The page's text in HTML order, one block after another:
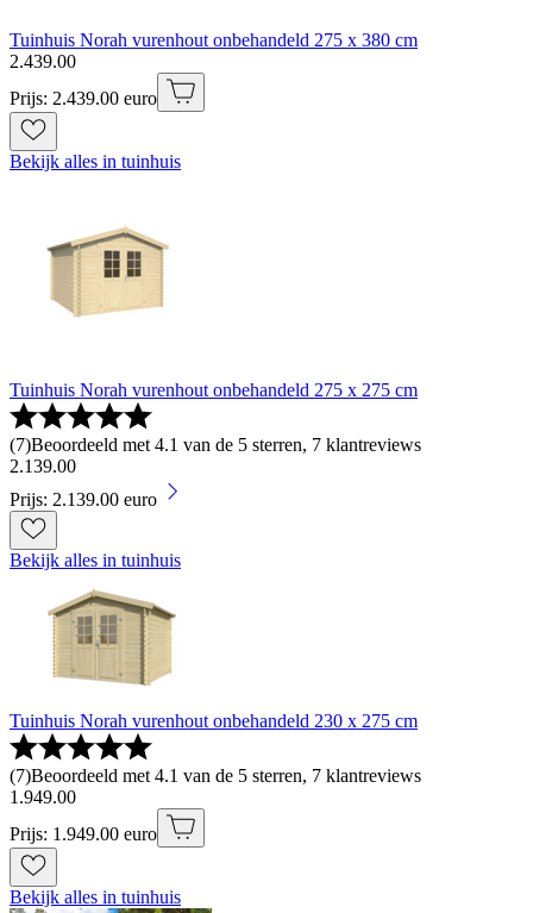
Tuinhuis Norah vurenhout onbehandeld 275 x 380 cm
2.439.00
Prijs: 2.439.00 euro
Bekijk alles in tuinhuis
Tuinhuis Norah vurenhout onbehandeld 275 x 275 cm
(7)Beoordeeld met 4.1 van de 5 sterren, 7 klantreviews
2.139.00
Prijs: 2.139.00 euro
Bekijk alles in tuinhuis
Tuinhuis Norah vurenhout onbehandeld 230 x 275 cm
(7)Beoordeeld met 4.1 van de 5 sterren, 7 klantreviews
1 .949.00
Prijs: 1.949.00 euro
Bekijk alles in tuinhuis